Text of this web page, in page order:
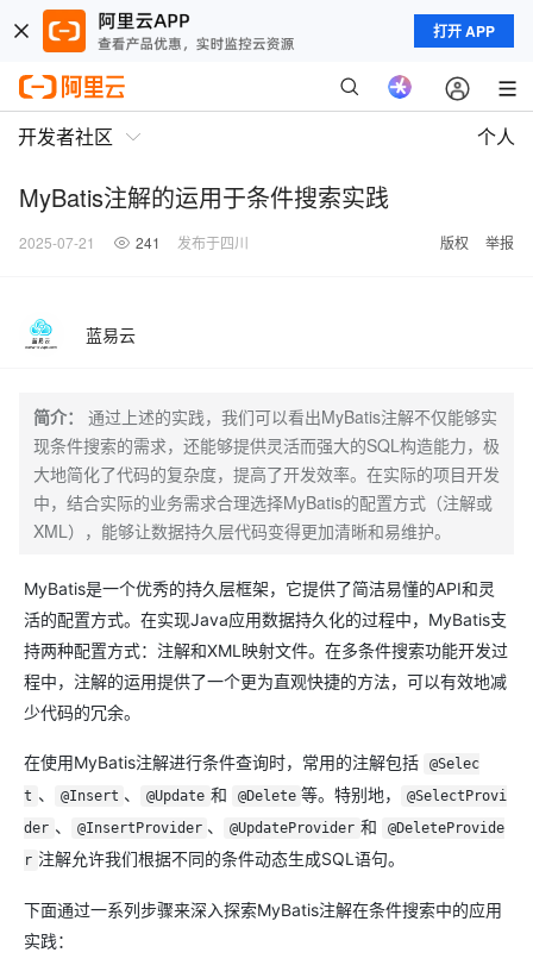
打开 APP
开发者社区 个人
MyBatis注解的运用于条件搜索实践
2025-07-21 241 发布于四川 版权 举报
蓝易云
简介：
通过上述的实践，我们可以看出MyBatis注解不仅能够实
现条件搜索的需求，还能够提供灵活而强大的SQL构造能力，极
大地简化了代码的复杂度，提高了开发效率。在实际的项目开发
中，结合实际的业务需求合理选择MyBatis的配置方式（注解或
XML），能够让数据持久层代码变得更加清晰和易维护。
MyBatis是一个优秀的持久层框架，它提供了简洁易懂的API和灵
活的配置方式。在实现Java应用数据持久化的过程中，MyBatis支
持两种配置方式：注解和XML映射文件。在多条件搜索功能开发过
程中，注解的运用提供了一个更为直观快捷的方法，可以有效地减
少代码的冗余。
在使用MyBatis注解进行条件查询时，常用的注解包括
@Selec
t 、 @Insert 、 @Update 和 @Delete 等。特别地，
@SelectProvi
der 、 @InsertProvider 、 @UpdateProvider 和
@DeleteProvide
r 注解允许我们根据不同的条件动态生成SQL语句。
下面通过一系列步骤来深入探索MyBatis注解在条件搜索中的应用
实践：